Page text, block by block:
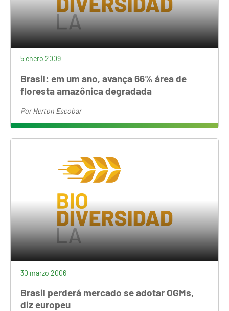
5 enero 2009
Brasil: em um ano, avança 66% área de
floresta amazônica degradada
PorHerton Escobar
30 marzo 2006
Brasil perderá mercado se adotar OGMs,
diz europeu